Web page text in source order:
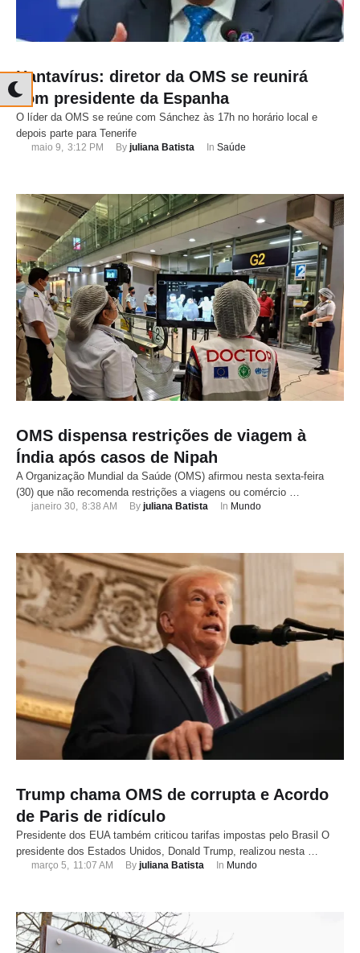
Hantavírus: diretor da OMS se reunirá
com presidente da Espanha
O líder da OMS se reúne com Sánchez às 17h no horário local e
depois parte para Tenerife
maio 9, 3:12 PM By juliana Batista In Saúde
OMS dispensa restrições de viagem à
Índia após casos de Nipah
A Organização Mundial da Saúde (OMS) afirmou nesta sexta-feira
(30) que não recomenda restrições a viagens ou comércio …
janeiro 30, 8:38 AM By juliana Batista In Mundo
Trump chama OMS de corrupta e Acordo
de Paris de ridículo
Presidente dos EUA também criticou tarifas impostas pelo Brasil O
presidente dos Estados Unidos, Donald Trump, realizou nesta …
março 5, 11:07 AM By juliana Batista In Mundo